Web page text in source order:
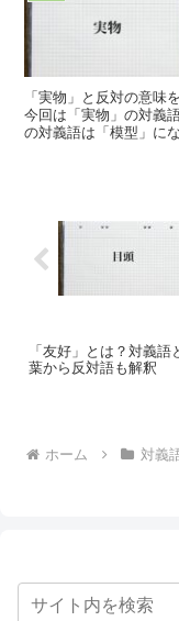
「実物」と反対の意味
今回は「実物」の対義
の対義語は「模型」に
「友好」とは？対義
葉から反対語も解釈
ホーム 対義